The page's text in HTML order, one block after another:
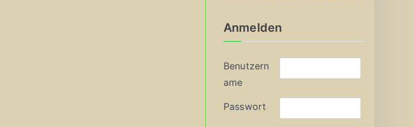
Anmelden
Benutzern
ame
Passwort